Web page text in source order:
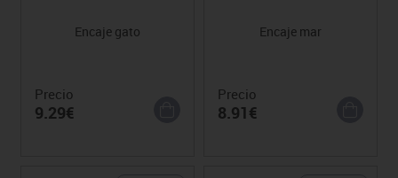
Encaje gato
Precio
9.29€
Encaje mar
Precio
8.91€